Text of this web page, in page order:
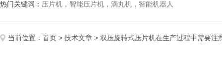
热门关键词： 压片机，智能压片机，滴丸机，智能机器人
当前位置： 首页 > 技术文章 > 双压旋转式压片机在生产过程中需要注